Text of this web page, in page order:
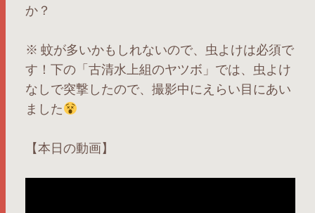
か？
※ 蚊が多いかもしれないので、虫よけは必須で
す！下の「古清水上組のヤツボ」では、虫よけ
なしで突撃したので、撮影中にえらい目にあい
ました
【本日の動画】